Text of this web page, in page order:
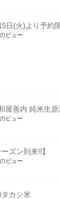
日(火)より予約
ビュー
屋善内 純米生原
ビュー
ーズン到来!!】
ビュー
カシ米